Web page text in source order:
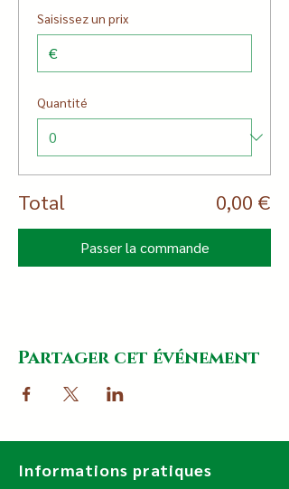
Saisissez un prix
€
Quantité
Total 0,00 €
Passer la commande
Partager cet événement
Informations pratiques